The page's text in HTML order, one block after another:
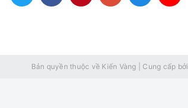
Bản quyền thuộc về Kiến Vàng Cung cấp bởi